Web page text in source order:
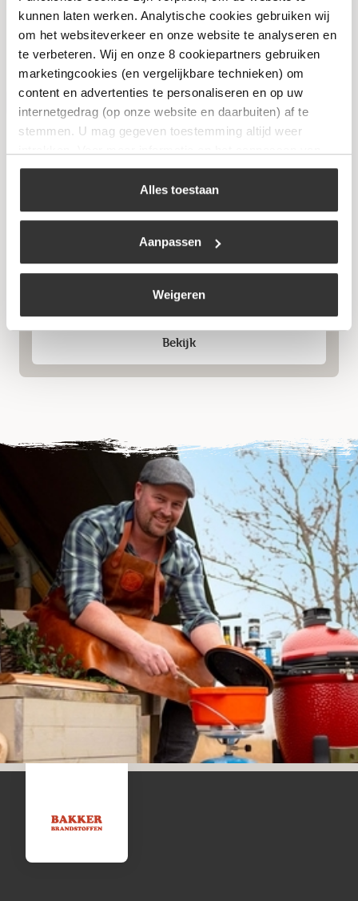
kunnen laten werken. Analytische cookies gebruiken wij
om het websiteverkeer en onze website te analyseren en
te verbeteren. Wij en onze 8 cookiepartners gebruiken
marketingcookies (en vergelijkbare technieken) om
content en advertenties te personaliseren en op uw
internetgedrag (op onze website en daarbuiten) af te
stemmen. U mag gegeven toestemming altijd weer
uw keuze op onze website verwijzen wij u naar ons
Alles toestaan
Aanpassen
Weigeren
Bekijk
Rookplank Kersen
Bekijk